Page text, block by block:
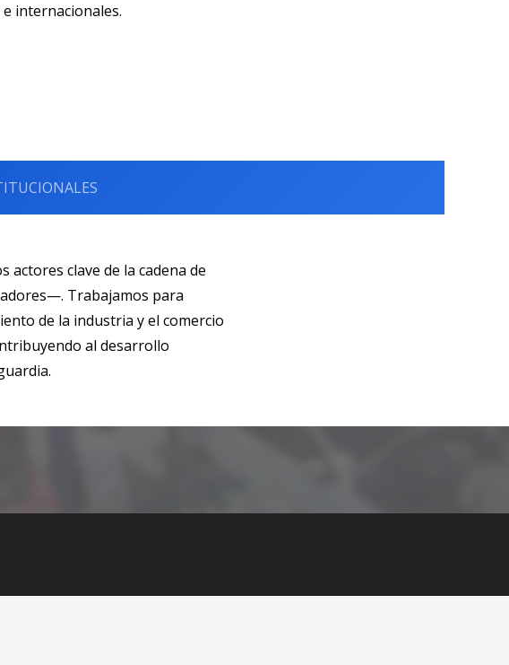
internacionales.
clave de la cadena de
Trabajamos para
de la industria y el comercio
al desarrollo
3001.